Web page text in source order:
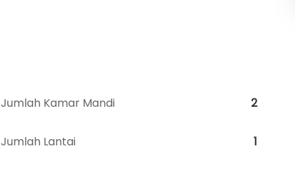
Jumlah Kamar Mandi 2
Jumlah Lantai 1